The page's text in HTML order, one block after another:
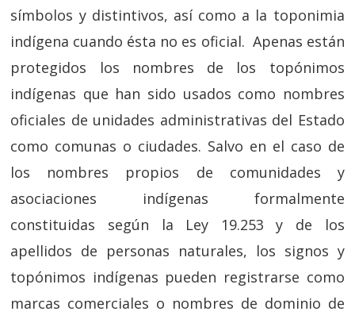
símbolos y distintivos, así como a la toponimia
indígena cuando ésta no es oficial. Apenas están
protegidos los nombres de los topónimos
indígenas que han sido usados como nombres
oficiales de unidades administrativas del Estado
como comunas o ciudades. Salvo en el caso de
los nombres propios de comunidades y
asociaciones indígenas formalmente
constituidas según la Ley 19.253 y de los
apellidos de personas naturales, los signos y
topónimos indígenas pueden registrarse como
marcas comerciales o nombres de dominio de